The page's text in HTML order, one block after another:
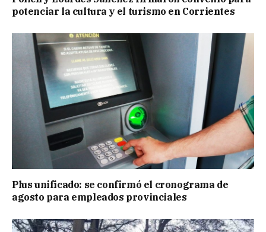
potenciar la cultura y el turismo en Corrientes
Plus unificado: se confirmó el cronograma de
agosto para empleados provinciales